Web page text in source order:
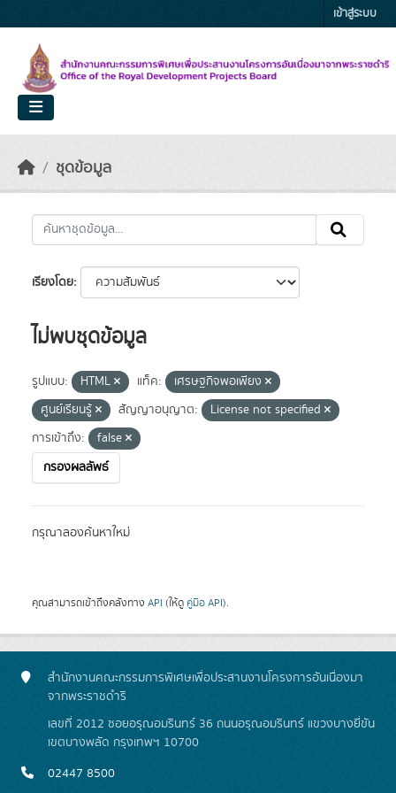
เข้าสู่ระบบ
ชุดข้อมูล
เรียงโดย
ไม่พบชุดข้อมูล
รูปแบบ: HTML แท็ค:
เศรษฐกิจพอเพียง
ศูนย์เรียนรู้
สัญญาอนุญาต:
License not specified
การเข้าถึง:
false
กรองผลลัพธ์
กรุณาลองค้นหาใหม่
คุณสามารถเข้าถึงคลังทาง API (ให้ดู คู่มือ API).
สำนักงานคณะกรรมการพิเศษเพื่อประสานงานโครงการอันเนื่องมา
จากพระราชดำริ
เลขที่ 2012 ซอยอรุณอมรินทร์ 36 ถนนอรุณอมรินทร์ แขวงบางยี่ขัน
เขตบางพลัด กรุงเทพฯ 10700
02447 8500